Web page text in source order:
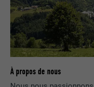
À propos de nous